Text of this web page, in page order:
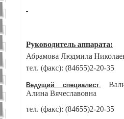
Руководитель аппарата:
Абрамова Людмила
тел. (факс): (84655)2-20-35
Ведущий специалист:
Алина Вячеславовна
тел. (факс): (84655)2-20-35